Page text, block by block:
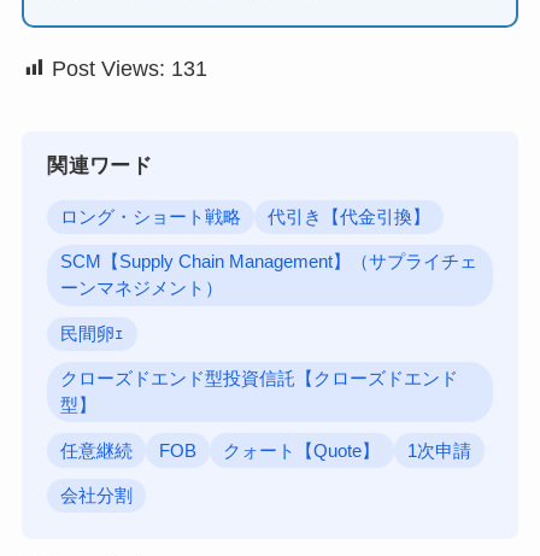
Post Views: 131
関連ワード
ロング・ショート戦略 代引き【代金引換】
SCM【Supply Chain Management】（サプライチェ
ーンマネジメント）
民間卵ｪ
クローズドエンド型投資信託【クローズドエンド
型】
任意継続 FOB クォート【Quote】 1次申請
会社分割